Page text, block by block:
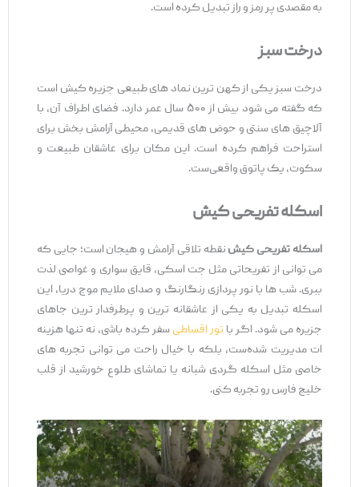
به مقصدی پر رمز و راز تبدیل کرده است.
درخت سبز
درخت سبز یکی از کهن ‌ترین نماد های طبیعی جزیره کیش است
که گفته می ‌شود بیش از ۵۰۰ سال عمر دارد. فضای اطراف آن، با
آلاچیق‌ های سنتی و حوض‌ های قدیمی، محیطی آرامش ‌بخش برای
استراحت فراهم کرده است. این مکان برای عاشقان طبیعت و
سکوت، یک پاتوق واقعی‌ست.
اسکله تفریحی کیش
اسکله تفریحی کیشنقطه تلاقی آرامش و هیجان است؛ جایی که
می‌ توانی از تفریحاتی مثل جت ‌اسکی، قایق ‌سواری و غواصی لذت
ببری. شب‌ ها با نور پردازی رنگارنگ و صدای ملایم موج دریا، این
اسکله تبدیل به یکی از عاشقانه ‌ترین و پرطرفدار ترین جاهای
جزیره می ‌شود. اگر باتور اقساطیسفر کرده باشی، نه ‌تنها هزینه‌
ات مدیریت‌ شده‌ست، بلکه با خیال راحت می ‌توانی تجربه ‌های
خاصی مثل اسکله ‌گردی شبانه یا تماشای طلوع خورشید از قلب
خلیج فارس رو تجربه کنی.